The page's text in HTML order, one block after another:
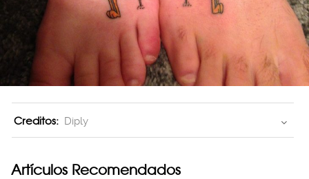
Creditos: Diply
Artículos Recomendados